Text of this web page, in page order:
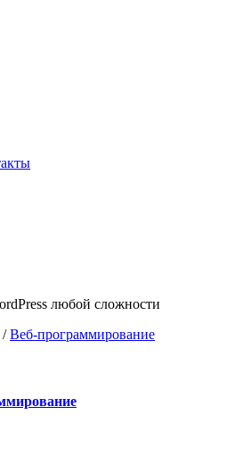
любой сложности
/Веб-программирование